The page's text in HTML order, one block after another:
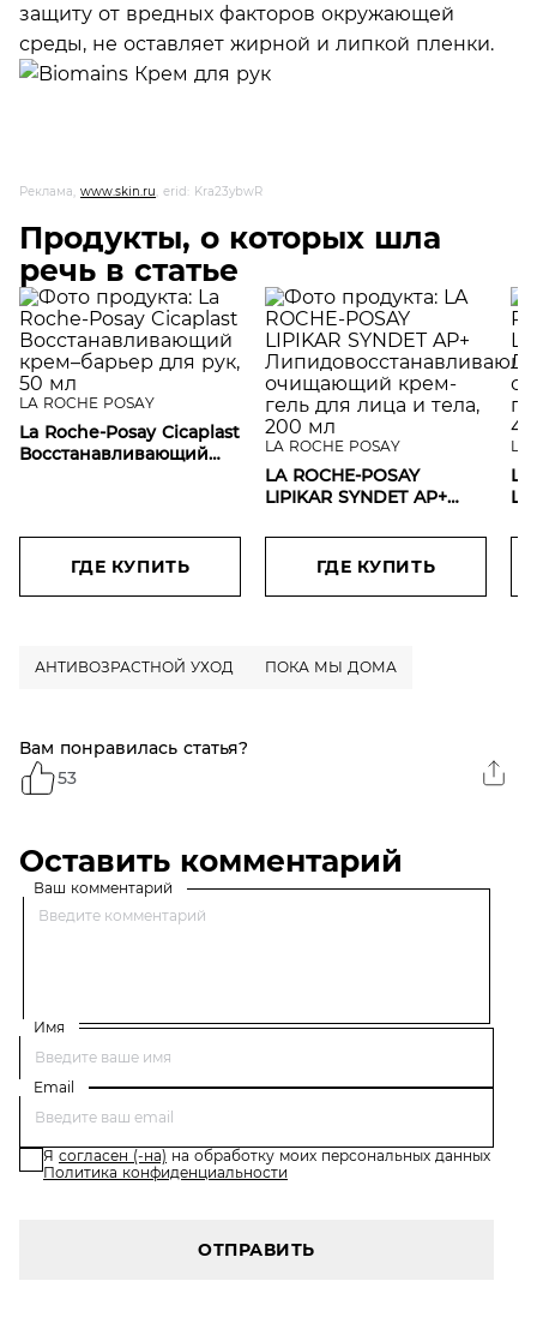
защиту от вредных факторов окружающей
среды, не оставляет жирной и липкой пленки.
Реклама, www.skin.ru, erid: Kra23ybwR
Продукты, о которых шла
речь в статье
LA ROCHE POSAY
La Roche-Posay Cicaplast
Восстанавливающий
ГДЕ КУПИТЬ
LA ROCHE POSAY
LA ROCHE-POSAY
LIPIKAR SYNDET AP+
очищающий крем-гель
для лица и тела, 200 мл
ГДЕ КУПИТЬ
LA
LA
АНТИВОЗРАСТНОЙ УХОД ПОКА МЫ ДОМА
Вам понравилась статья?
53
Оставить комментарий
Ваш комментарий
Имя
Email
Я согласен (-на) на обработку моих персональных данных
Политика конфиденциальности
ОТПРАВИТЬ